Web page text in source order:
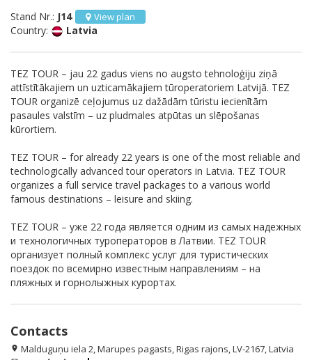
Stand Nr.: J14 View plan
Country: Latvia
TEZ TOUR – jau 22 gadus viens no augsto tehnoloģiju ziņā
attīstītākajiem un uzticamākajiem tūroperatoriem Latvijā. TEZ
TOUR organizē ceļojumus uz dažādām tūristu iecienītām
pasaules valstīm – uz pludmales atpūtas un slēpošanas
kūrortiem.
TEZ TOUR – for already 22 years is one of the most reliable and
technologically advanced tour operators in Latvia. TEZ TOUR
organizes a full service travel packages to a various world
famous destinations – leisure and skiing.
TEZ TOUR – уже 22 года является одним из самых надежных
и технологичных туроператоров в Латвии. TEZ TOUR
организует полный комплекс услуг для туристических
поездок по всемирно известным направлениям – на
пляжных и горнолыжных курортах.
Contacts
location_on Malduguņu iela 2, Marupes pagasts, Rigas rajons, LV-2167, Latvia